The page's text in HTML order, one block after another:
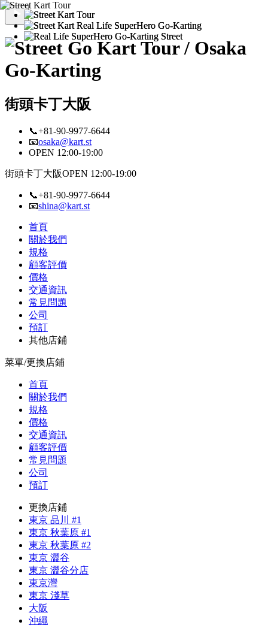
街頭卡丁大阪
📞+81-90-9977-6644
📧osaka@kart.st
OPEN 12:00-19:00
街頭卡丁大阪OPEN 12:00-19:00
📞+81-90-9977-6644
📧shina@kart.st
首頁
關於我們
規格
顧客評價
價格
交通資訊
常見問題
公司
預訂
其他店鋪
菜單/更換店鋪
首頁
關於我們
規格
價格
交通資訊
顧客評價
常見問題
公司
預訂
更換店鋪
東京 品川 #1
東京 秋葉原 #1
東京 秋葉原 #2
東京 澀谷
東京 澀谷分店
東京灣
東京 淺草
大阪
沖繩